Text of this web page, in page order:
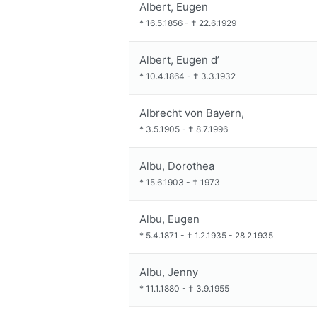
Albert, Eugen
* 16.5.1856 - † 22.6.1929
Albert, Eugen d’
* 10.4.1864 - † 3.3.1932
Albrecht von Bayern,
* 3.5.1905 - † 8.7.1996
Albu, Dorothea
* 15.6.1903 - † 1973
Albu, Eugen
* 5.4.1871 - † 1.2.1935 - 28.2.1935
Albu, Jenny
* 11.1.1880 - † 3.9.1955